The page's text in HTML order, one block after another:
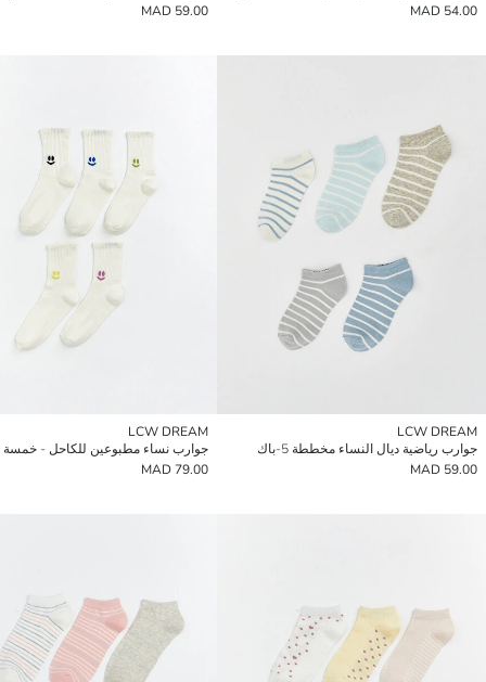
54.00 MAD
59.00 MAD
LCW DREAM
جوارب رياضية ديال النساء مخططة 5-باك
59.00 MAD
LCW DREAM
79.00 MAD